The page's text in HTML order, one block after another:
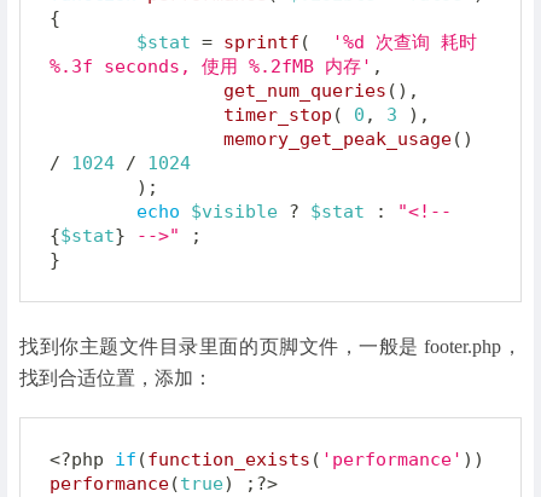
{
$stat = sprintf (
'%d 次查询 耗时
%.3f seconds, 使用 %.2fMB 内存' ,
get_num_queries ( ) ,
timer_stop ( 0 , 3 ) ,
memory_get_peak_usage( )
/
1024 /
1024
) ;
echo
$visible ? $stat :
{$stat} -->"
;
}
找到你主题文件目录里面的页脚文件，一般是 footer.php，
找到合适位置，添加：
<?php if (function_exists ( 'performance' ) )
performance(true) ; ?>